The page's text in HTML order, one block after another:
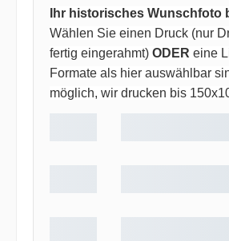
Ihr historisches Wunschfoto
Wählen Sie einen Druck (nur
fertig eingerahmt) ODER eine
Formate als hier auswählbar
möglich, wir drucken bis